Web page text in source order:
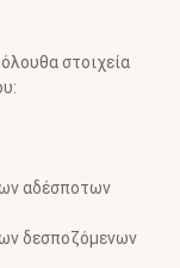
στοιχεία
αδέσποτων
δεσποζόμενων